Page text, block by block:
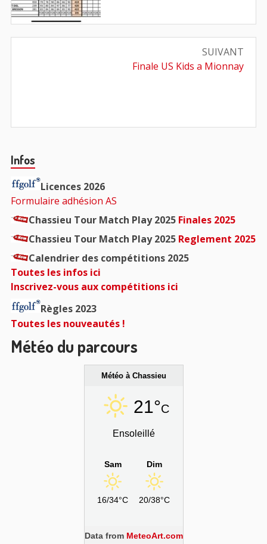
SUIVANT
Article
Finale US Kids a Mionnay
Barre
principale
Infos
Licences 2026
Formulaire adhésion AS
Chassieu Tour Match Play 2025 Finales 2025
Chassieu Tour Match Play 2025 Reglement 2025
Calendrier des compétitions 2025
Toutes les infos ici
Inscrivez-vous aux compétitions ici
Règles 2023
Toutes les nouveautés !
Météo du parcours
Météo à Chassieu
21°C
Ensoleillé
Sam
16/34°C
Dim
20/38°C
Data from MeteoArt.com